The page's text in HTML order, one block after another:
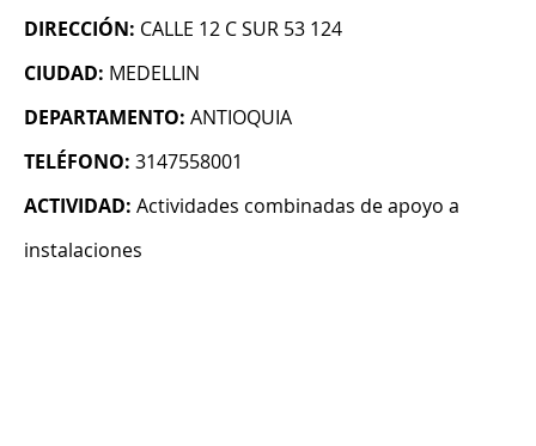
DIRECCIÓN: CALLE 12 C SUR 53 124
CIUDAD: MEDELLIN
DEPARTAMENTO: ANTIOQUIA
TELÉFONO: 3147558001
ACTIVIDAD: Actividades combinadas de apoyo a
instalaciones